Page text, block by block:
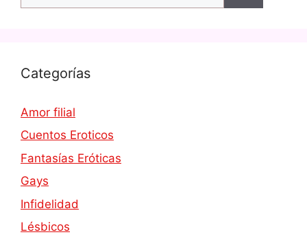
Categorías
Amor filial
Cuentos Eroticos
Fantasías Eróticas
Gays
Infidelidad
Lésbicos